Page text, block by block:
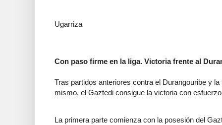
Ugarriza
Con paso firme en la liga. Victoria frente al
Tras partidos anteriores contra el Durangouribe y
mismo, el Gaztedi consigue la victoria con
La primera parte comienza con la posesión del